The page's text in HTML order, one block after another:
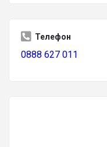
Телефон
0888 627 011